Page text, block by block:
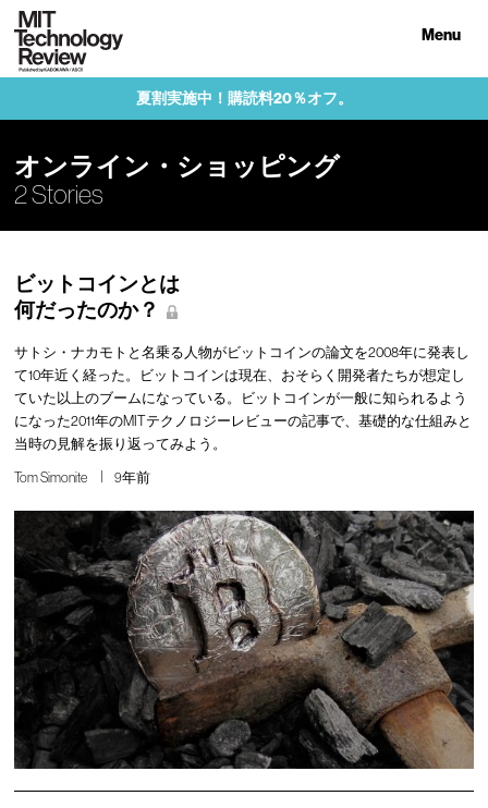
Menu
夏割実施中！購読料20％オフ。
オンライン・ショッピング
2 Stories
ビットコインとは
何だったのか？
サトシ・ナカモトと名乗る人物がビットコインの論文を2008年に発表し
て10年近く経った。ビットコインは現在、おそらく開発者たちが想定し
ていた以上のブームになっている。ビットコインが一般に知られるよう
になった2011年のMITテクノロジーレビューの記事で、基礎的な仕組みと
当時の見解を振り返ってみよう。
Tom Simonite 9年前